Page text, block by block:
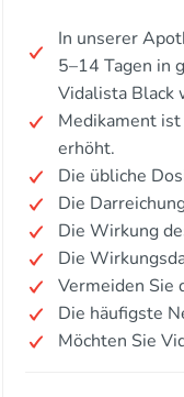
In unserer
5–14 Tagen in
Vidalista Black
Medikament
erhöht.
Die übliche
Die
Die Wirkung
Die
Vermeiden Sie
Die häufigste
Möchten Sie